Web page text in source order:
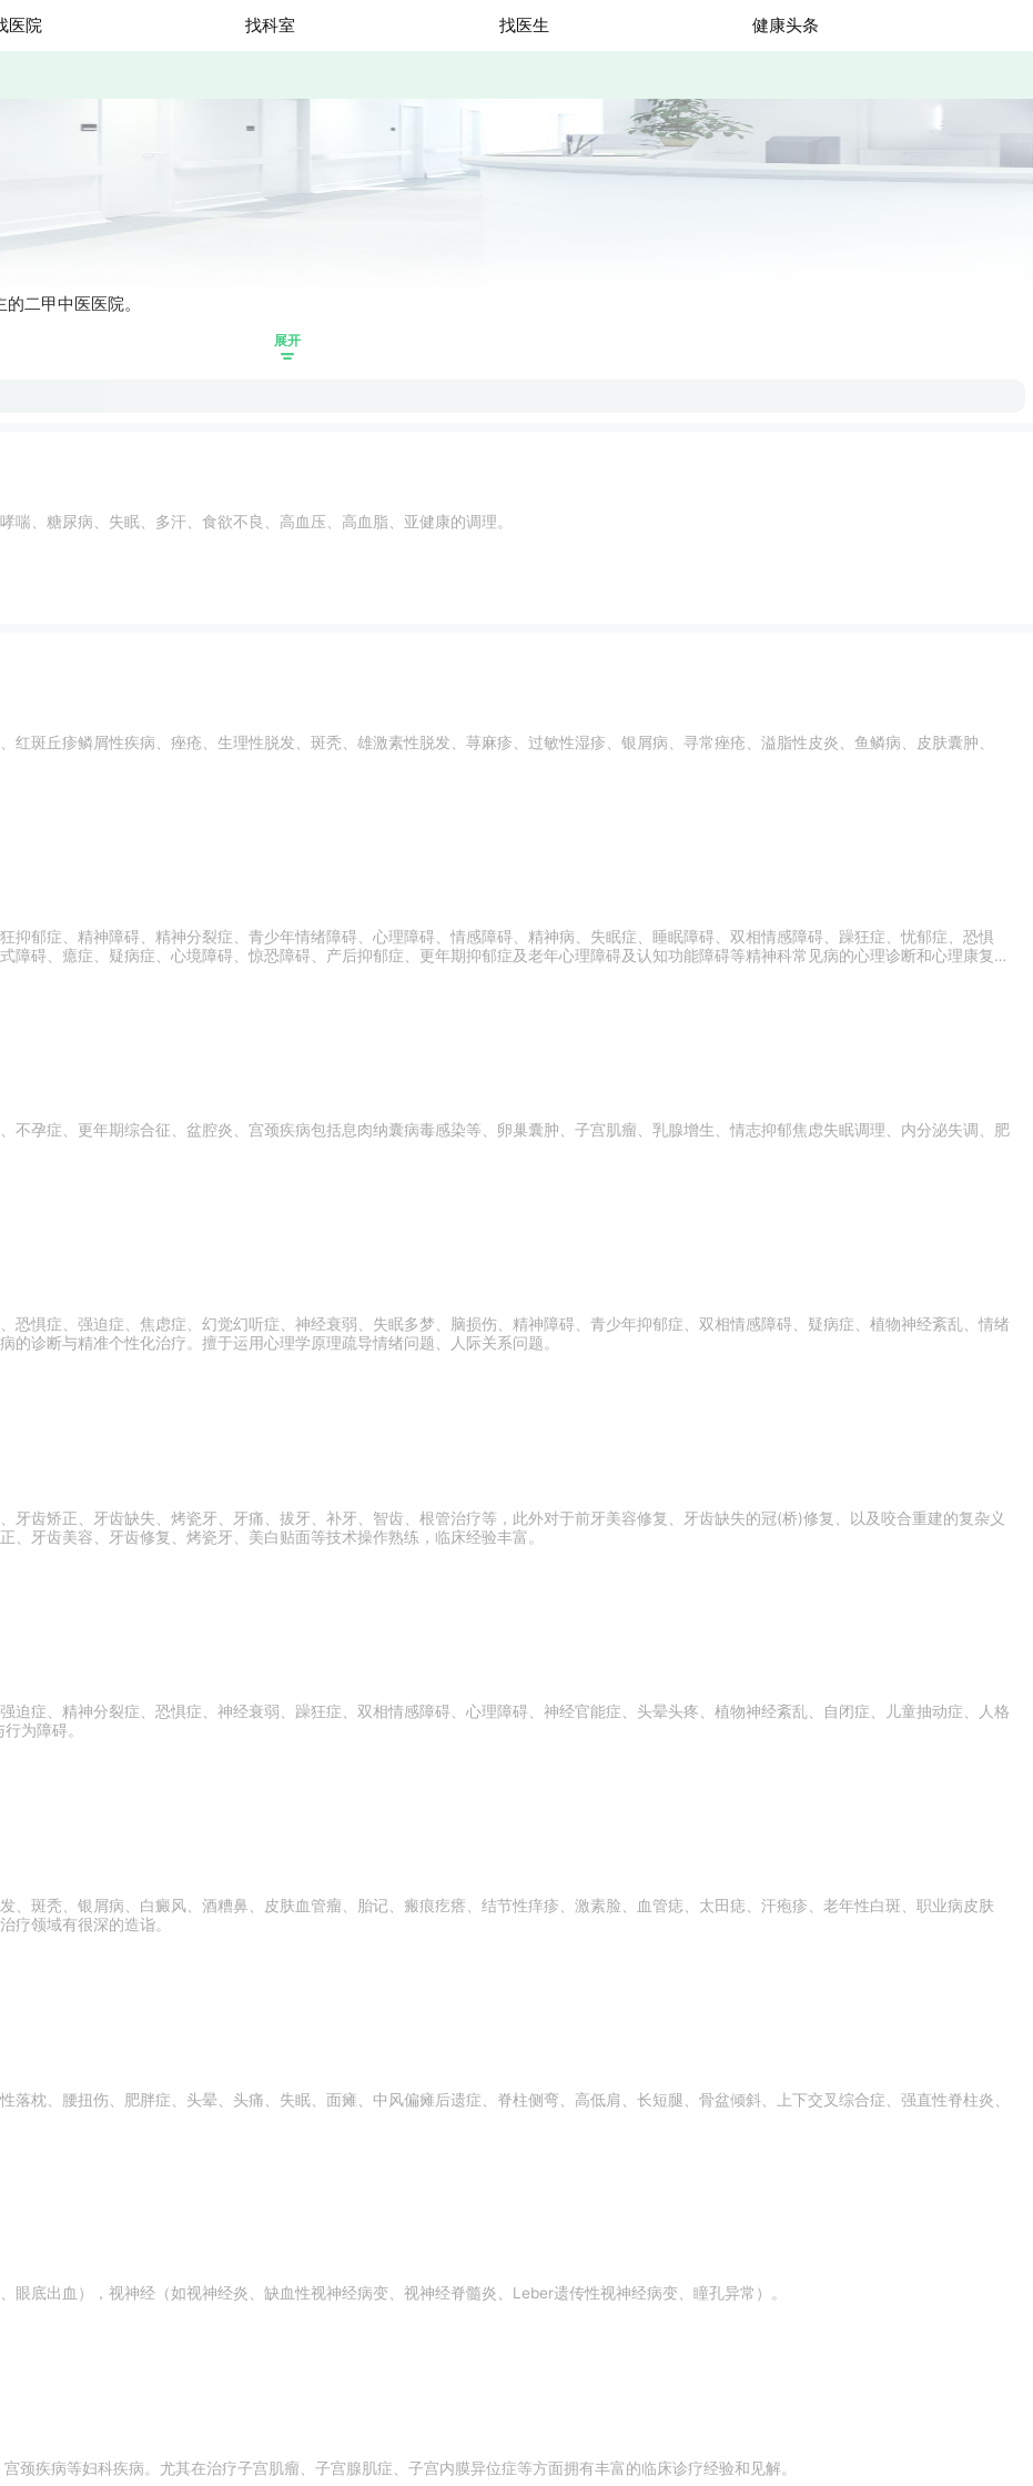
医院 找科室 找医生 健康头条
二甲中医医院。
展开
、糖尿病、失眠、多汗、食欲不良、高血压、高血脂、亚健康的调理。
红斑丘疹鳞屑性疾病、痤疮、生理性脱发、斑秃、雄激素性脱发、荨麻疹、过敏性湿疹、银屑病、寻常痤疮、溢脂性皮炎、鱼鳞病、皮肤囊肿、
抑郁症、精神障碍、精神分裂症、青少年情绪障碍、心理障碍、情感障碍、精神病、失眠症、睡眠障碍、双相情感障碍、躁狂症、忧郁症、恐惧
障碍、癔症、疑病症、心境障碍、惊恐障碍、产后抑郁症、更年期抑郁症及老年心理障碍及认知功能障碍等精神科常见病的心理诊断和心理康复治
不孕症、更年期综合征、盆腔炎、宫颈疾病包括息肉纳囊病毒感染等、卵巢囊肿、子宫肌瘤、乳腺增生、情志抑郁焦虑失眠调理、内分泌失调、肥
恐惧症、强迫症、焦虑症、幻觉幻听症、神经衰弱、失眠多梦、脑损伤、精神障碍、青少年抑郁症、双相情感障碍、疑病症、植物神经紊乱、情绪
的诊断与精准个性化治疗。擅于运用心理学原理疏导情绪问题、人际关系问题。
牙齿矫正、牙齿缺失、烤瓷牙、牙痛、拔牙、补牙、智齿、根管治疗等，此外对于前牙美容修复、牙齿缺失的冠(桥)修复、以及咬合重建的复杂义
牙齿美容、牙齿修复、烤瓷牙、美白贴面等技术操作熟练，临床经验丰富。
迫症、精神分裂症、恐惧症、神经衰弱、躁狂症、双相情感障碍、心理障碍、神经官能症、头晕头疼、植物神经紊乱、自闭症、儿童抽动症、人格
为障碍。
、斑秃、银屑病、白癜风、酒糟鼻、皮肤血管瘤、胎记、瘢痕疙瘩、结节性痒疹、激素脸、血管痣、太田痣、汗疱疹、老年性白斑、职业病皮肤
疗领域有很深的造诣。
落枕、腰扭伤、肥胖症、头晕、头痛、失眠、面瘫、中风偏瘫后遗症、脊柱侧弯、高低肩、长短腿、骨盆倾斜、上下交叉综合症、强直性脊柱炎、
眼底出血），视神经（如视神经炎、缺血性视神经病变、视神经脊髓炎、Leber遗传性视神经病变、瞳孔异常）。
颈疾病等妇科疾病。尤其在治疗子宫肌瘤、子宫腺肌症、子宫内膜异位症等方面拥有丰富的临床诊疗经验和见解。